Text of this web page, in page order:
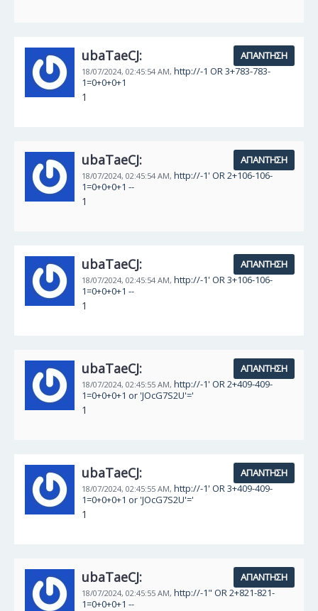
ubaTaeCJ:
18/07/2024, 02:45:54 AM, http://-1 OR 3+783-783-
1=0+0+0+1
ΑΠΆΝΤΗΣΗ
1
ubaTaeCJ:
18/07/2024, 02:45:54 AM, http://-1' OR 2+106-106-
1=0+0+0+1 --
ΑΠΆΝΤΗΣΗ
1
ubaTaeCJ:
18/07/2024, 02:45:54 AM, http://-1' OR 3+106-106-
1=0+0+0+1 --
ΑΠΆΝΤΗΣΗ
1
ubaTaeCJ:
18/07/2024, 02:45:55 AM, http://-1' OR 2+409-409-
1=0+0+0+1 or 'JOcG7S2U'='
ΑΠΆΝΤΗΣΗ
1
ubaTaeCJ:
18/07/2024, 02:45:55 AM, http://-1' OR 3+409-409-
1=0+0+0+1 or 'JOcG7S2U'='
ΑΠΆΝΤΗΣΗ
1
ubaTaeCJ:
18/07/2024, 02:45:55 AM, http://-1" OR 2+821-821-
1=0+0+0+1 --
ΑΠΆΝΤΗΣΗ